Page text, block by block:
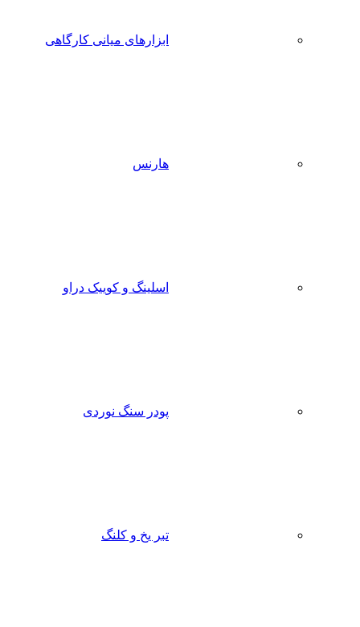
ابزارهای میانی کارگاهی
هارنس
اسلینگ و کوییک دراو
پودر سنگ نوردی
تبر یخ و کلنگ